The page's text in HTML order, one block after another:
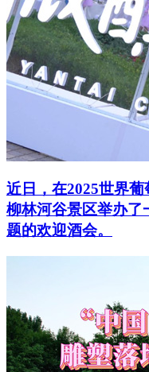
近日，在2025世界
柳林河谷景区举办了
题的欢迎酒会。